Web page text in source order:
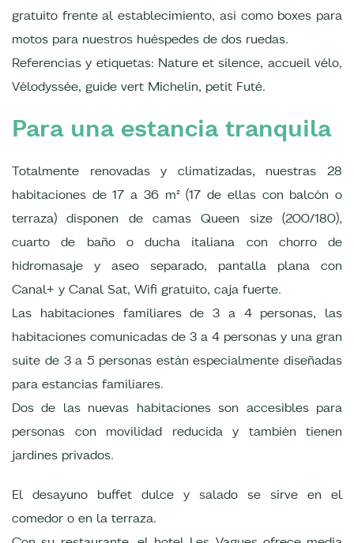
gratuito frente al establecimiento, así como boxes para
motos para nuestros huéspedes de dos ruedas.
Referencias y etiquetas: Nature et silence, accueil vélo,
Vélodyssée, guide vert Michelin, petit Futé.
Para una estancia tranquila
Totalmente renovadas y climatizadas, nuestras 28
habitaciones de 17 a 36 m² (17 de ellas con balcón o
terraza) disponen de camas Queen size (200/180),
cuarto de baño o ducha italiana con chorro de
hidromasaje y aseo separado, pantalla plana con
Canal+ y Canal Sat, Wifi gratuito, caja fuerte.
Las habitaciones familiares de 3 a 4 personas, las
habitaciones comunicadas de 3 a 4 personas y una gran
suite de 3 a 5 personas están especialmente diseñadas
para estancias familiares.
Dos de las nuevas habitaciones son accesibles para
personas con movilidad reducida y también tienen
jardines privados.
El desayuno buffet dulce y salado se sirve en el
comedor o en la terraza.